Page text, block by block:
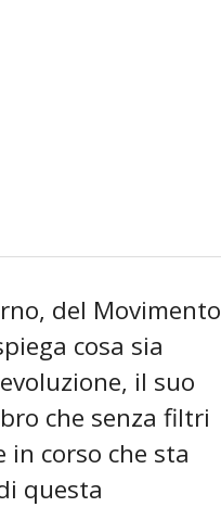
del Movimento
cosa sia
il suo
che senza filtri
corso che sta
questa